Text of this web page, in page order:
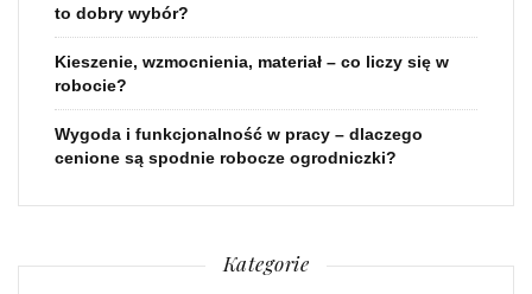
to dobry wybór?
Kieszenie, wzmocnienia, materiał – co liczy się w
robocie?
Wygoda i funkcjonalność w pracy – dlaczego
cenione są spodnie robocze ogrodniczki?
Kategorie